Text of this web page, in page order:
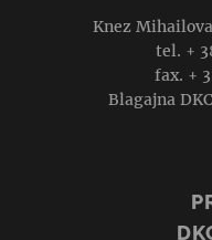
Knez
tel. +
fax. +
Blagajna